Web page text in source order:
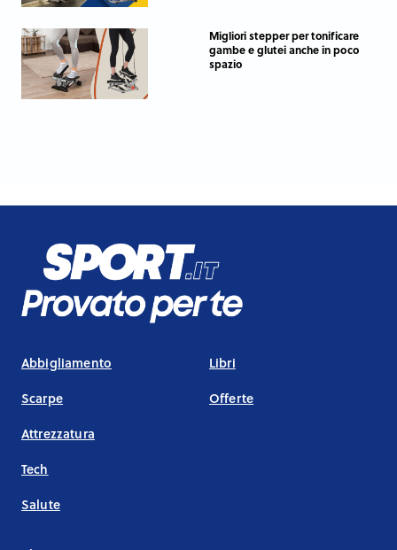
Migliori stepper per tonificare
gambe e glutei anche in poco
spazio
Abbigliamento
Scarpe
Attrezzatura
Tech
Salute
Libri
Offerte